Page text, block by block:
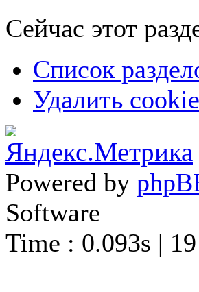
Сейчас этот
Список
Удалить
Powered by
Software
Time : 0.093s |